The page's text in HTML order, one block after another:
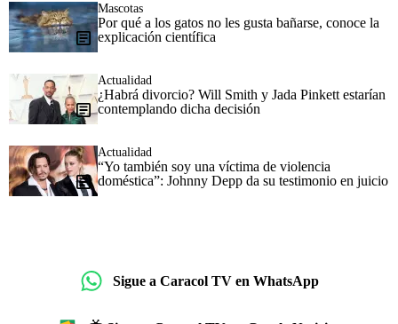
Mascotas
Por qué a los gatos no les gusta bañarse, conoce la
explicación científica
Actualidad
¿Habrá divorcio? Will Smith y Jada Pinkett estarían
contemplando dicha decisión
Actualidad
“Yo también soy una víctima de violencia
doméstica”: Johnny Depp da su testimonio en juicio
Sigue a Caracol TV en WhatsApp